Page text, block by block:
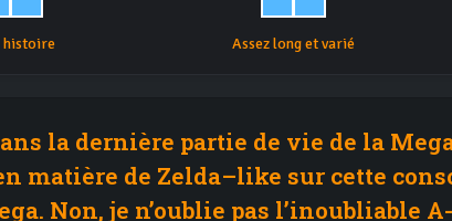
histoire Assez long et varié
la dernière partie de vie de la
matière de Zelda–like sur cette
Non, je n’oublie pas l’inoubliable